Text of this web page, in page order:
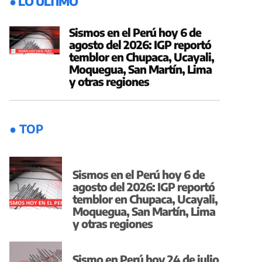
Sismos en el Perú hoy 6 de
agosto del 2026: IGP reportó
temblor en Chupaca, Ucayali,
Moquegua, San Martín, Lima
y otras regiones
● TOP
Sismos en el Perú hoy 6 de
agosto del 2026: IGP reportó
temblor en Chupaca, Ucayali,
Moquegua, San Martín, Lima
y otras regiones
Sismo en Perú hoy 24 de julio